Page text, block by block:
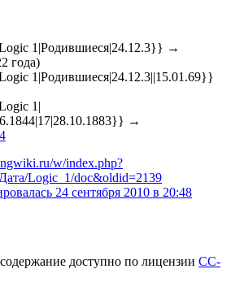
1|Родившиеся|24.12.3}} →
года)
1|Родившиеся|24.12.3||15.01.69}}
1|
→
w/index.php?
Logic_1/doc&oldid=2139
24 сентября 2010 в 20:48
доступно по лицензии CC-